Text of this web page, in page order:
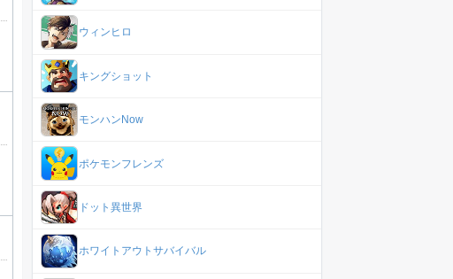
ウィンヒロ
キングショット
モンハンNow
ポケモンフレンズ
ドット異世界
ホワイトアウトサバイバル